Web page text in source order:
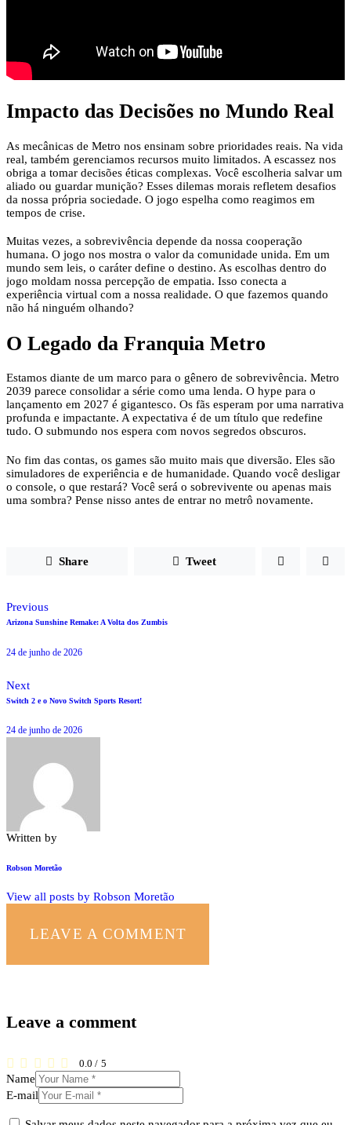
Impacto das Decisões no Mundo Real
As mecânicas de Metro nos ensinam sobre prioridades reais. Na vida
real, também gerenciamos recursos muito limitados. A escassez nos
obriga a tomar decisões éticas complexas. Você escolheria salvar um
aliado ou guardar munição? Esses dilemas morais refletem desafios
da nossa própria sociedade. O jogo espelha como reagimos em
tempos de crise.
Muitas vezes, a sobrevivência depende da nossa cooperação
humana. O jogo nos mostra o valor da comunidade unida. Em um
mundo sem leis, o caráter define o destino. As escolhas dentro do
jogo moldam nossa percepção de empatia. Isso conecta a
experiência virtual com a nossa realidade. O que fazemos quando
não há ninguém olhando?
O Legado da Franquia Metro
Estamos diante de um marco para o gênero de sobrevivência. Metro
2039 parece consolidar a série como uma lenda. O hype para o
lançamento em 2027 é gigantesco. Os fãs esperam por uma narrativa
profunda e impactante. A expectativa é de um título que redefine
tudo. O submundo nos espera com novos segredos obscuros.
No fim das contas, os games são muito mais que diversão. Eles são
simuladores de experiência e de humanidade. Quando você desligar
o console, o que restará? Você será o sobrevivente ou apenas mais
uma sombra? Pense nisso antes de entrar no metrô novamente.
Share Tweet
Previous
Arizona Sunshine Remake: A Volta dos Zumbis
24 de junho de 2026
Next
Switch 2 e o Novo Switch Sports Resort!
24 de junho de 2026
Written by
Robson Moretão
View all posts by Robson Moretão
LEAVE A COMMENT
Leave a comment
0.0 / 5
Name
E-mail